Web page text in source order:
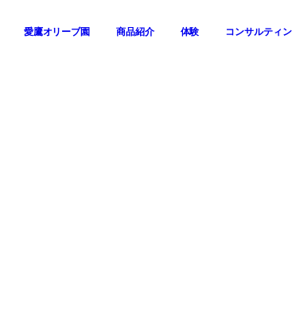
愛鷹オリーブ園 商品紹介 体験 コンサルティ